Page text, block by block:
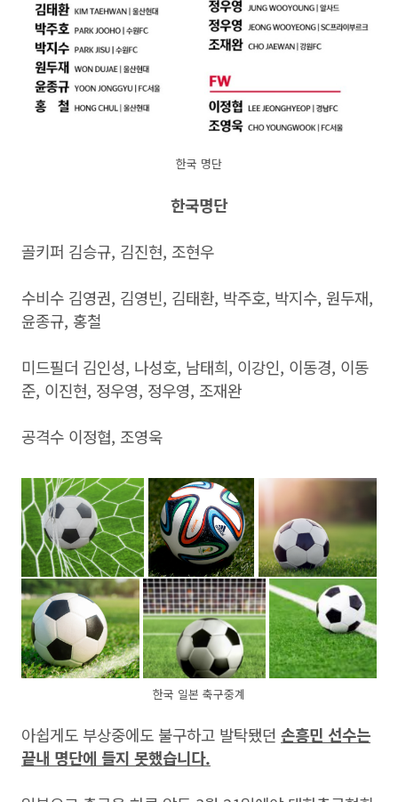
한국 명단
한국명단
골키퍼 김승규, 김진현, 조현우
수비수 김영권, 김영빈, 김태환, 박주호, 박지수, 원두재,
윤종규, 홍철
미드필더 김인성, 나성호, 남태희, 이강인, 이동경, 이동
준, 이진현, 정우영, 정우영, 조재완
공격수 이정협, 조영욱
한국 일본 축구중계
아쉽게도 부상중에도 불구하고 발탁됐던 손흥민 선수는
끝내 명단에 들지 못했습니다.